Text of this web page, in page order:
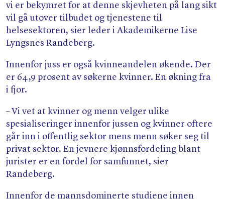
vi er bekymret for at denne skjevheten på lang sikt
vil gå utover tilbudet og tjenestene til
helsesektoren, sier leder i Akademikerne Lise
Lyngsnes Randeberg.
Innenfor juss er også kvinneandelen økende. Der
er 64,9 prosent av søkerne kvinner. En økning fra
i fjor.
– Vi vet at kvinner og menn velger ulike
spesialiseringer innenfor jussen og kvinner oftere
går inn i offentlig sektor mens menn søker seg til
privat sektor. En jevnere kjønnsfordeling blant
jurister er en fordel for samfunnet, sier
Randeberg.
Innenfor de mannsdominerte studiene innen